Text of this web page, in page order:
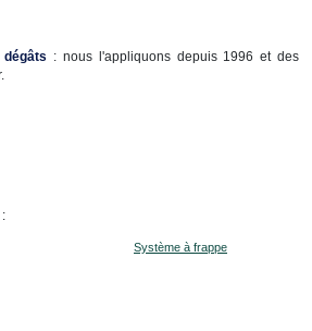
: nous l'appliquons depuis 1996 et des
Système à frappe